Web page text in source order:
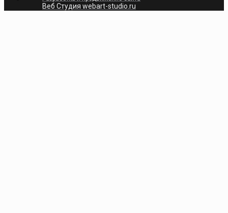
Веб Студия webart-studio.ru